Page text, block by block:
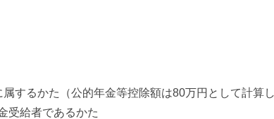
するかた（公的年金等控除額は80万円として計算
受給者であるかた